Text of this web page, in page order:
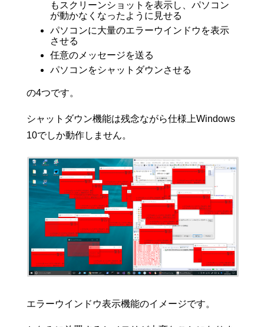
もスクリーンショットを表示し、パソコン
が動かなくなったように見せる
パソコンに大量のエラーウインドウを表示
させる
任意のメッセージを送る
パソコンをシャットダウンさせる
の4つです。
シャットダウン機能は残念ながら仕様上Windows
10でしか動作しません。
エラーウインドウ表示機能のイメージです。